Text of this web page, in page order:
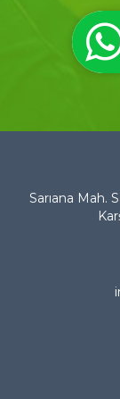
Sarıana Mah.